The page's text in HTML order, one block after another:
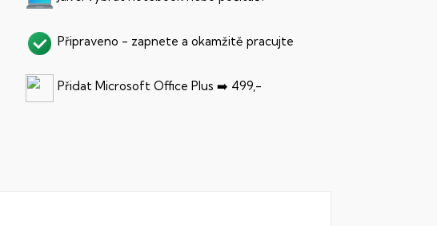
Připraveno - zapnete a okamžitě pracujte
Přidat Microsoft Office Plus ➡️ 499,-